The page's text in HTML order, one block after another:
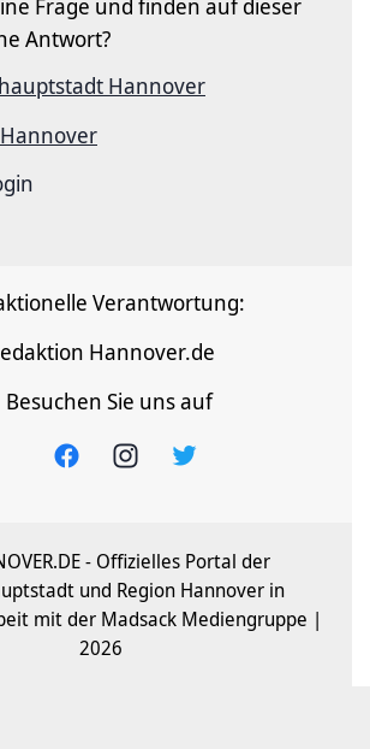
Antwort?
Hannover
Verantwortung:
Hannover.de
Besuchen Sie uns auf
- Offizielles Portal der
und Region Hannover in
mit der Madsack Mediengruppe |
2026